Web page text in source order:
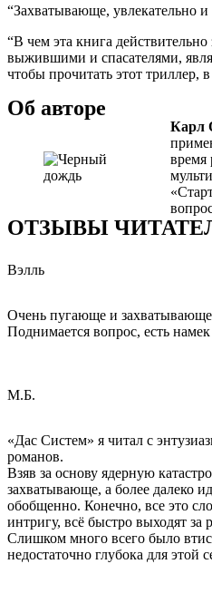
“Захватывающе, увлекательно
“В чем эта книга
выжившими и спасателями,
чтобы прочитать этот триллер,
Об авторе
Карл
время
ОТЗЫВЫ
Вэлль
Очень пугающе и
Поднимается вопрос, есть
М.Б.
«Дас Систем» я читал с
романов.
Взяв за основу ядерную
захватывающе, а более далеко
обобщенно. Конечно, все это
интригу, всё быстро выходят за
Слишком много всего было
недостаточно глубока для этой